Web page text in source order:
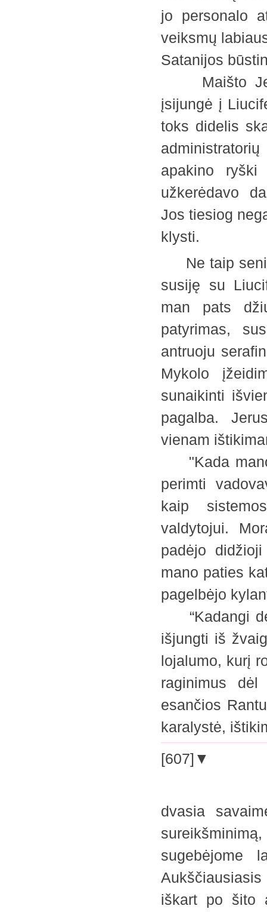
jo personalo
veiksmų
Satanijos
Maišto
įsijungė į
toks didelis
apakino ryški
užkerėdavo
Jos tiesiog
klysti.
Ne taip
susiję su
man pats
patyrimas,
antruoju
Mykolo
sunaikinti
pagalba.
vienam
"Kada mano
perimti
kaip
valdytojui.
padėjo
mano paties
pagelbėjo
“Kadangi
išjungti iš
lojalumo, kurį
raginimus
esančios
karalystė,
[607]▼
dvasia
sugebėjome
iškart po šito